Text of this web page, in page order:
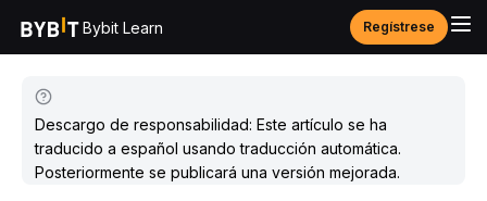
Bybit Learn Regístrese
Descargo de responsabilidad: Este artículo se ha
traducido a español usando traducción automática.
Posteriormente se publicará una versión mejorada.